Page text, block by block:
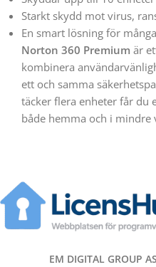
Starkt skydd mot virus,
En smart lösning för
Norton 360 Premium är
kombinera
ett och samma
täcker flera enheter får du
både hemma och i mindre
EM DIGITAL GROUP AS